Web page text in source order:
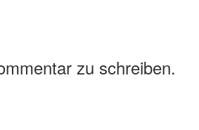
zu schreiben.